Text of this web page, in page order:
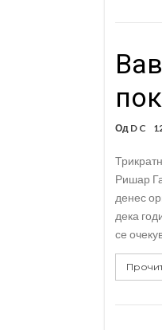
Од D C
Ришар
денес
дека
се